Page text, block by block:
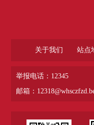
关于我们 站点
举报电话：12345
邮箱：